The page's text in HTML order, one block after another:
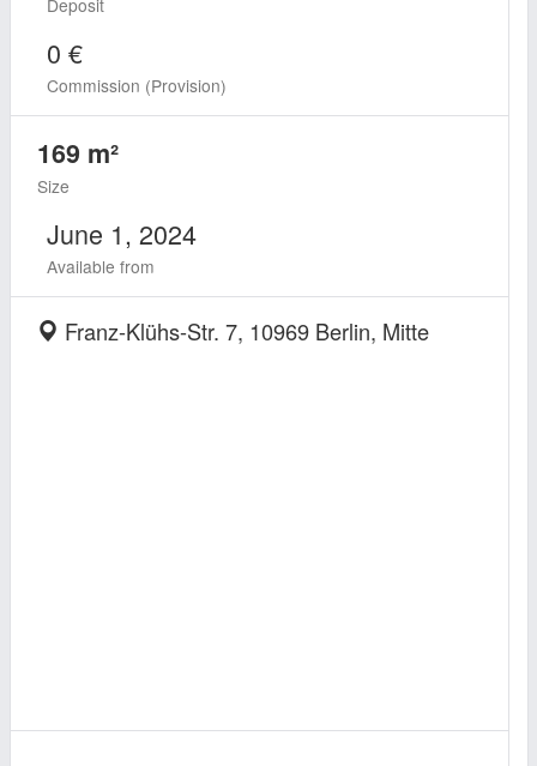
0 €
Commission (Provision)
169 m²
Size
June 1, 2024
Available from
Franz-Klühs-Str. 7, 10969 Berlin, Mitte